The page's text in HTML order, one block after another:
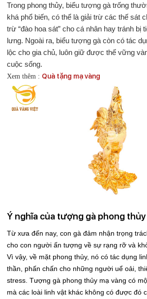
Trong phong thủy, biểu tượng gà trống
khá phổ biến, có thể là giải trừ các thế sát
trừ “đào hoa sát” cho cá nhân hay tránh bị
lưng. Ngoài ra, biểu tượng gà còn có tác
lộc cho gia chủ, luôn giữ được thế vững
cuộc sống.
Xem thêm : Quà tặng mạ vàng
Ý nghĩa của tượng gà phong thủy
Từ xưa đến nay, con gà đảm nhận trọng
cho con người ấn tượng về sự rạng rỡ và
Vì vậy, về mặt phong thủy, nó có tác dụng
thần, phấn chấn cho những người uể oải,
stress. Tượng gà phong thủy mạ vàng có
mà các loài linh vật khác không có được đó